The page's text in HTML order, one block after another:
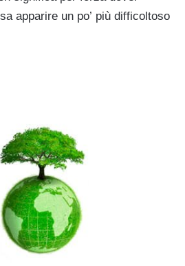
apparire un po’ più difficoltoso